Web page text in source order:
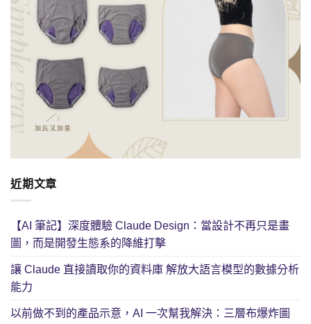
近期文章
【AI 筆記】深度體驗 Claude Design：當設計不再只是畫
圖，而是開發生態系的降維打擊
讓 Claude 直接讀取你的資料庫 解放大語言模型的數據分析
能力
以前做不到的產品示意，AI 一次幫我解決：三層布爆炸圖